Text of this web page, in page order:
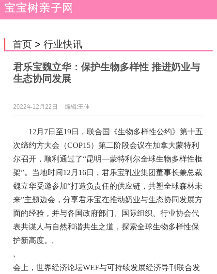
首页> 行业快讯
君乐宝魏立华：保护生物多样性 推进奶业与
生态协同发展
2022年12月22日 编辑:王佳
12月7日至19日， 联合国 《生物多样性公约》第十五
次缔约方大会（COP15）第二阶段会议在加拿大蒙特利
尔召开，顺利通过了“昆明—蒙特利尔全球生物多样性框
架”。当地时间12月16日，君乐宝乳业集团董事长兼总裁
魏立华受邀参加“打造负责任的供应链，共塑全球森林未
来”主题边会，分享君乐宝在推动奶业与生态协同发展方
面的经验，并与各国政府部门、国际组织、行业协会代
表共谋人与自然和谐共生之道，探索全球生物多样性保
护新高度。 ,
,
会上，世界经济论坛WEF与可持续发展经济导刊联合发